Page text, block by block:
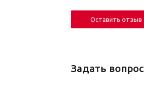
Оставить отзыв
Задать вопрос